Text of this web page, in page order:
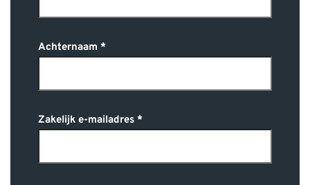
Achternaam
Zakelijk e-mailadres